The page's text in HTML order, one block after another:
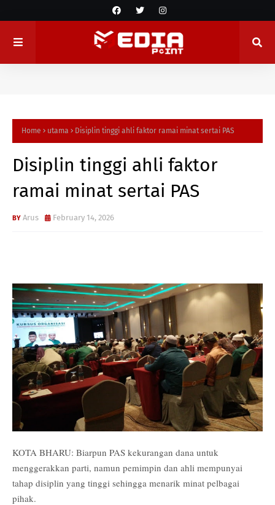
Home utama Disiplin tinggi ahli faktor ramai minat sertai PAS
Disiplin tinggi ahli faktor
ramai minat sertai PAS
Arus February 14, 2026
KOTA BHARU: Biarpun PAS kekurangan dana untuk
menggerakkan parti, namun pemimpin dan ahli mempunyai
tahap disiplin yang tinggi sehingga menarik minat pelbagai
pihak.